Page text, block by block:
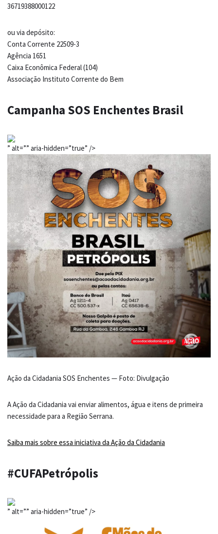
36719388000122
ou via depósito:
Conta Corrente 22509-3
Agência 1651
Caixa Econômica Federal (104)
Associação Instituto Corrente do Bem
Campanha SOS Enchentes Brasil
” alt=”” aria-hidden=”true” />
Ação da Cidadania SOS Enchentes — Foto: Divulgação
A Ação da Cidadania vai enviar alimentos, água e itens de primeira
necessidade para a Região Serrana.
Saiba mais sobre essa iniciativa da Ação da Cidadania
#CUFAPetrópolis
” alt=”” aria-hidden=”true” />